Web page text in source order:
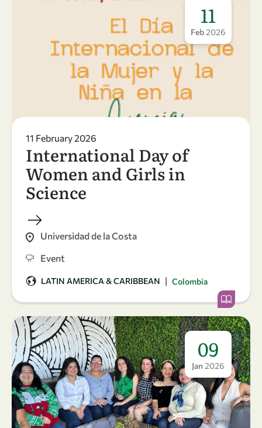
11
Feb2026
11 February 2026
International Day of
Women and Girls in
Science
Universidad de la Costa
Event
LATIN AMERICA & CARIBBEAN | Colombia
09
Jan 2026